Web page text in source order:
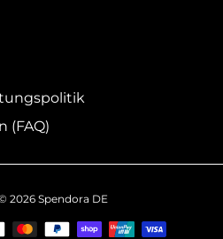
(FAQ)
2026Spendora DE